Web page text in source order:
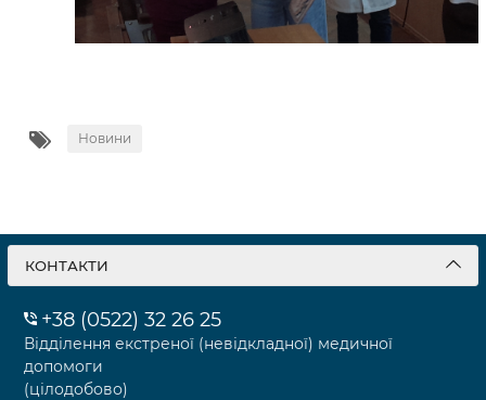
Новини
КОНТАКТИ
+38 (0522) 32 26 25
Відділення екстреної (невідкладної) медичної
допомоги
(цілодобово)